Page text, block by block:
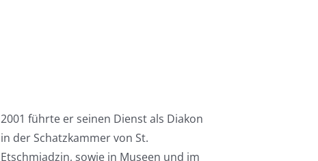
2001 führte er seinen Dienst als Diakon
in der Schatzkammer von St.
Etschmiadzin, sowie in Museen und im